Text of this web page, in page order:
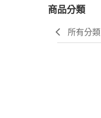
商品分類
所有分類